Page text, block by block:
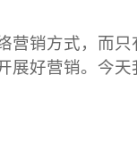
营销方式，而
展好营销。今